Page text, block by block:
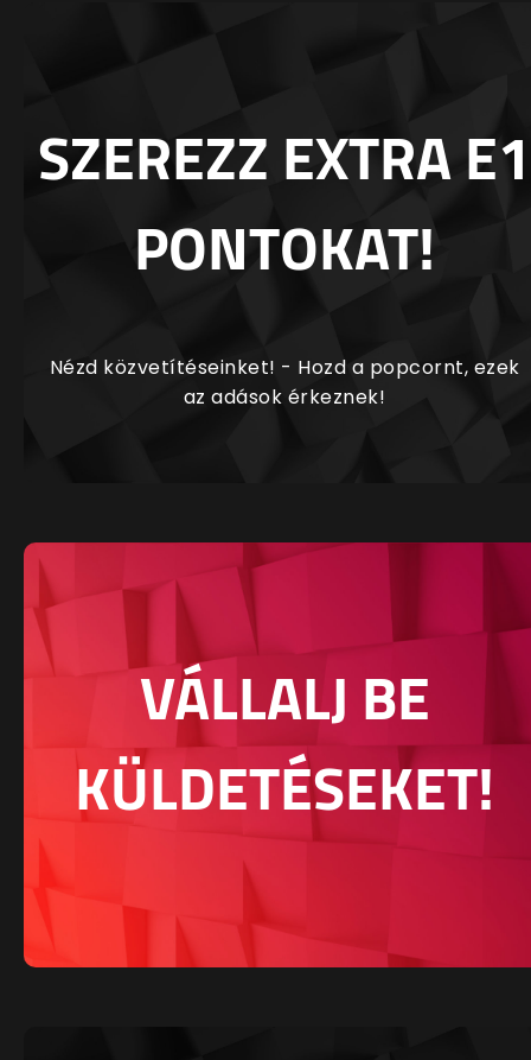
SZEREZZ EXTRA E1
PONTOKAT!
Nézd közvetítéseinket! - Hozd a popcornt, ezek
az adások érkeznek!
VÁLLALJ BE
KÜLDETÉSEKET!